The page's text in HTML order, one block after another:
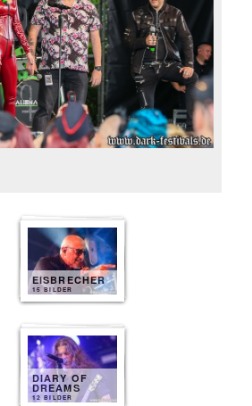
EISBRECHER
15 BILDER
DIARY OF
DREAMS
12 BILDER